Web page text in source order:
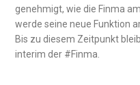
genehmigt, wie die Finma
werde seine neue Funktion
Bis zu diesem Zeitpunkt
interim der #Finma.